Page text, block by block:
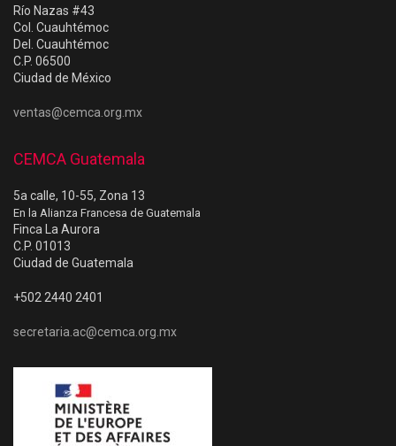
Río Nazas #43
Col. Cuauhtémoc
Del. Cuauhtémoc
C.P. 06500
Ciudad de México
ventas@cemca.org.mx
CEMCA Guatemala
5a calle, 10-55, Zona 13
En la Alianza Francesa de Guatemala
Finca La Aurora
C.P. 01013
Ciudad de Guatemala
+502 2440 2401
secretaria.ac@cemca.org.mx